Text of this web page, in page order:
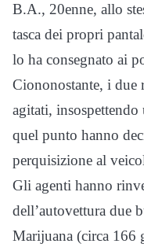
B.A., 20enne, allo
tasca dei propri
lo ha consegnato ai
Ciononostante, i due
agitati,
quel punto hanno
perquisizione al
Gli agenti hanno
dell’autovettura due
Marijuana (circa 166